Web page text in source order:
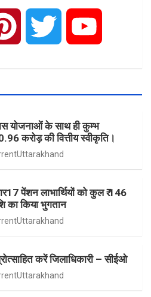
n
t
e
r
s
i
t
t
e
u
T
u
योजनाओं के साथ ही कुम्भ
करोड़ की वित्तीय स्वीकृति।
पेंशन लाभार्थियों को कुल ₹ 146
का किया भुगतान
करें जिलाधिकारी – सीईओ